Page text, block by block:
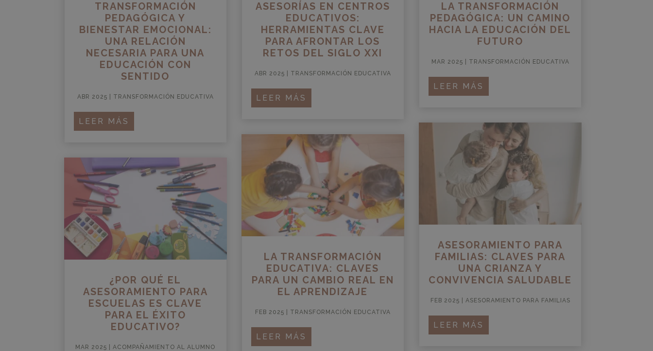
TRANSFORMACIÓN
PEDAGÓGICA Y
BIENESTAR EMOCIONAL:
UNA RELACIÓN
NECESARIA PARA UNA
EDUCACIÓN CON
SENTIDO
ABR 2025 TRANSFORMACIÓN EDUCATIVA
LEER MÁS
¿POR QUÉ EL
ASESORAMIENTO PARA
ESCUELAS ES CLAVE
PARA EL ÉXITO
EDUCATIVO?
MAR 2025 |ACOMPAÑAMIENTO AL ALUMNO
ASESORÍAS EN CENTROS
EDUCATIVOS:
HERRAMIENTAS CLAVE
PARA AFRONTAR LOS
RETOS DEL SIGLO XXI
ABR 2025 TRANSFORMACIÓN EDUCATIVA
LEER MÁS
LA TRANSFORMACIÓN
EDUCATIVA: CLAVES
PARA UN CAMBIO REAL EN
EL APRENDIZAJE
FEB 2025 TRANSFORMACIÓN EDUCATIVA
LEER MÁS
LA TRANSFORMACIÓN
PEDAGÓGICA: UN CAMINO
HACIA LA EDUCACIÓN DEL
FUTURO
MAR 2025 TRANSFORMACIÓN EDUCATIVA
LEER MÁS
ASESORAMIENTO PARA
FAMILIAS: CLAVES PARA
UNA CRIANZA Y
CONVIVENCIA SALUDABLE
FEB 2025 ASESORAMIENTO PARA FAMILIAS
LEER MÁS